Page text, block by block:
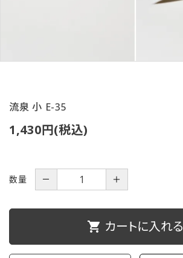
特定商取引法について
流泉 小 E-35
1,430円(税込)
数量 － ＋
shopping_cart カートに入れる